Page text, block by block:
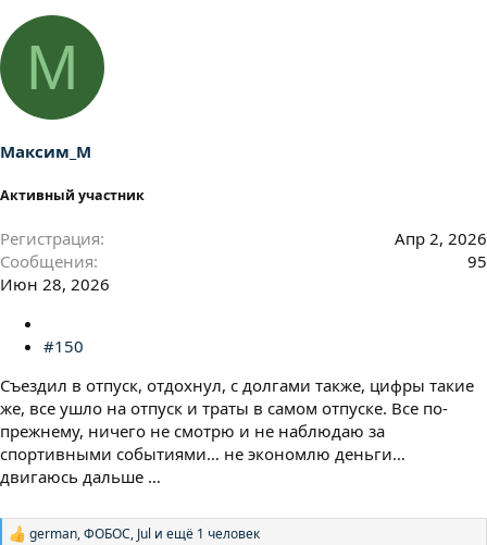
М
Максим_М
Активный участник
Регистрация
Апр 2, 2026
Сообщения
95
Июн 28, 2026
#150
Съездил в отпуск, отдохнул, с долгами также, цифры такие
же, все ушло на отпуск и траты в самом отпуске. Все по-
прежнему, ничего не смотрю и не наблюдаю за
спортивными событиями… не экономлю деньги…
двигаюсь дальше …
Р
german,ФОБОС, Jul и ещё 1 человек